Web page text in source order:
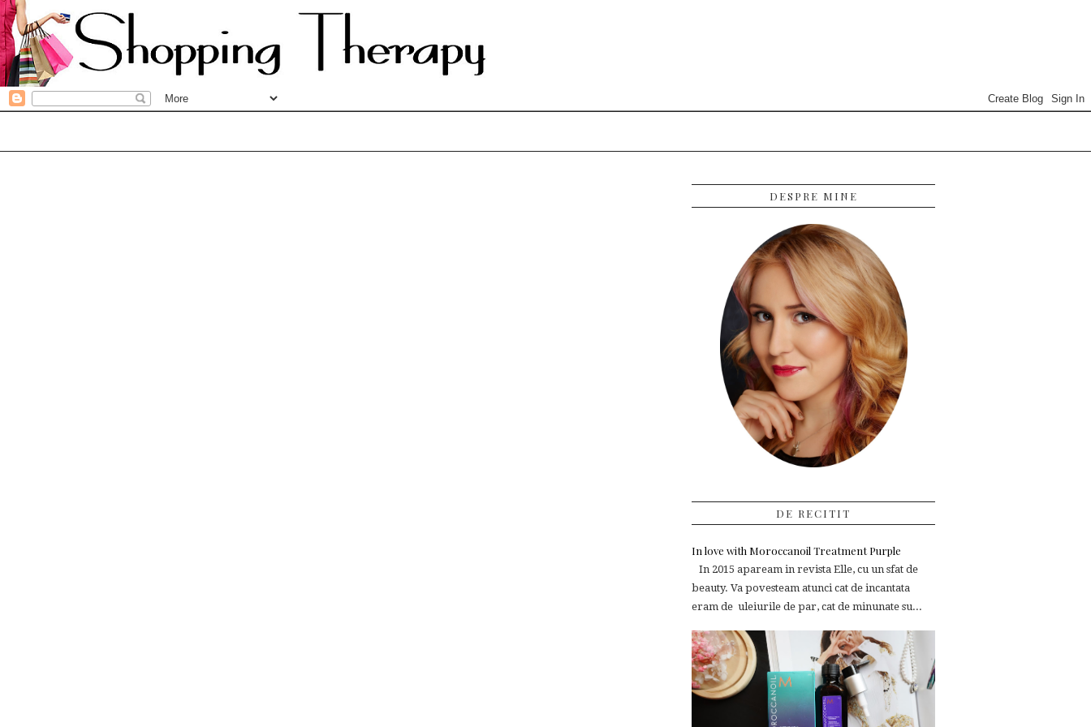
DESPRE MINE
DE RECITIT
In love with Moroccanoil Treatment Purple
In 2015 apaream in revista Elle, cu un sfat de
beauty. Va povesteam atunci cat de incantata
eram de uleiurile de par, cat de minunate su...